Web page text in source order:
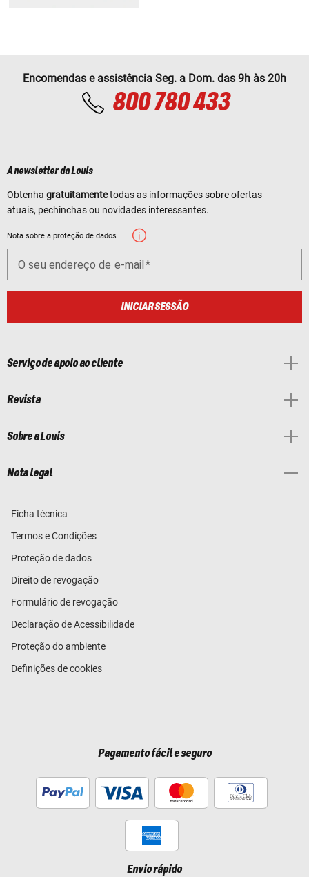
Encomendas e assistência Seg. a Dom. das 9h às 20h
800 780 433
A newsletter da Louis
Obtenha gratuitamentetodas as informações sobre ofertas
atuais, pechinchas ou novidades interessantes.
Nota sobre a proteção de dados
O seu endereço de e-mail
INICIAR SESSÃO
Serviço de apoio ao cliente
Revista
Sobre a Louis
Nota legal
Ficha técnica
Termos e Condições
Proteção de dados
Direito de revogação
Formulário de revogação
Declaração de Acessibilidade
Proteção do ambiente
Definições de cookies
Pagamento fácil e seguro
Envio rápido